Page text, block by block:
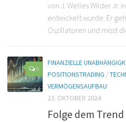
von J. Welles Wilder Jr.
entwickelt wurde. Er
Oszillatoren und misst
0
FINANZIELLE
POSITIONSTRADING /
VERMÖGENSAUFBAU
23. OKTOBER 2024
Folge dem